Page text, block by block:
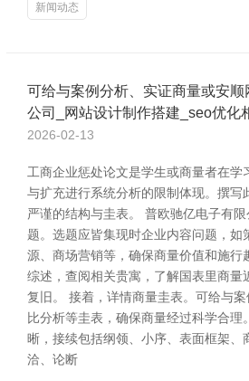
新闻动态
可给与案例分析、实证商量或安
公司_网站设计制作搭建_seo优化
2026-02-13
工商企业惩处论文是学生或商量者在学
与扩充进行系统分析的限制体现。撰写
严谨的结构与圭表。 普欧驰亿电子有
题。选题应皆集现时企业内容问题，如
源、商场营销等，确保商量价值和施行
综述，查阅相关贵寓，了解国表里商量
复旧。 接着，详情商量圭表。可给与
比分析等圭表，确保商量经过科学合理
晰，接续包括纲领、小序、表面框架、
洽、论断